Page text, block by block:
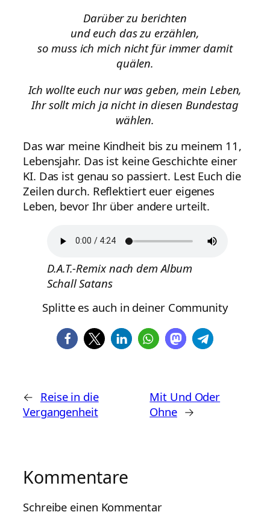
Darüber zu berichten
und euch das zu erzählen,
so muss ich mich nicht für immer damit
quälen.
Ich wollte euch nur was geben, mein Leben,
Ihr sollt mich ja nicht in diesen Bundestag
wählen.
Das war meine Kindheit bis zu meinem 11,
Lebensjahr. Das ist keine Geschichte einer
KI. Das ist genau so passiert. Lest Euch die
Zeilen durch. Reflektiert euer eigenes
Leben, bevor Ihr über andere urteilt.
D.A.T.-Remix nach dem Album
Schall Satans
Splitte es auch in deiner Community
← Reise in die
Vergangenheit
Mit Und Oder
Ohne →
Kommentare
Schreibe einen Kommentar